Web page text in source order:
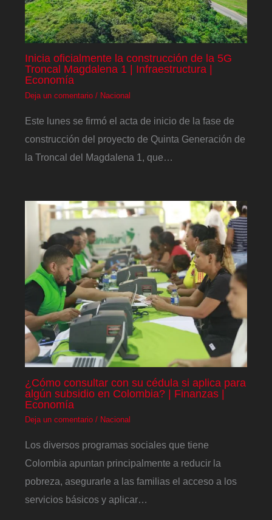
Inicia oficialmente la construcción de la 5G
Troncal Magdalena 1 | Infraestructura |
Economía
Deja un comentario / Nacional
Este lunes se firmó el acta de inicio de la fase de
construcción del proyecto de Quinta Generación de
la Troncal del Magdalena 1, que…
¿Cómo consultar con su cédula si aplica para
algún subsidio en Colombia? | Finanzas |
Economía
Deja un comentario / Nacional
Los diversos programas sociales que tiene
Colombia apuntan principalmente a reducir la
pobreza, asegurarle a las familias el acceso a los
servicios básicos y aplicar…